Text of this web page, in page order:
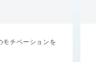
モチベーションを